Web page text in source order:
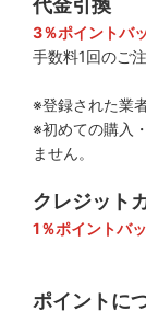
3％ポイントバ
手数料1回のご
※登録された業
※初めての購入
ません。
クレジット
1％ポイントバ
ポイントに